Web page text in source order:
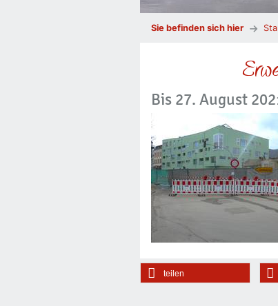
Sie befinden sich hier
Bis 27. August
teilen